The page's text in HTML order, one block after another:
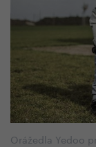
Orážedla Yedoo